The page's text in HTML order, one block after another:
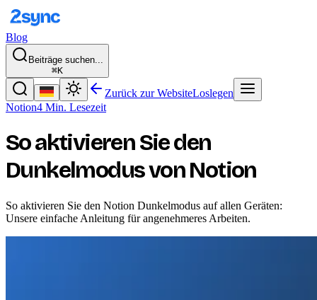
Blog
Beiträge suchen...
⌘K
Zurück zur WebsiteLoslegen
Notion4 Min. Lesezeit
So aktivieren Sie den
Dunkelmodus von Notion
So aktivieren Sie den Notion Dunkelmodus auf allen Geräten:
Unsere einfache Anleitung für angenehmeres Arbeiten.